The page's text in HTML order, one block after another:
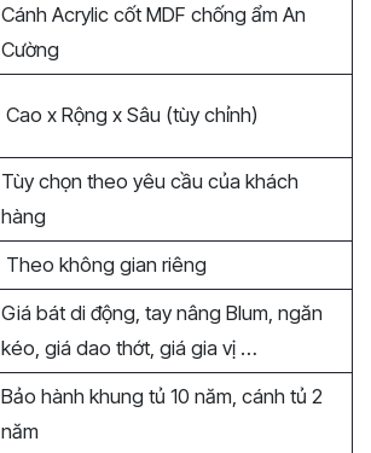
Cánh Acrylic cốt MDF chống ẩm An
Cường
Cao x Rộng x Sâu (tùy chỉnh)
Tùy chọn theo yêu cầu của khách
hàng
Theo không gian riêng
Giá bát di động, tay nâng Blum, ngăn
kéo, giá dao thớt, giá gia vị …
Bảo hành khung tủ 10 năm, cánh tủ 2
năm